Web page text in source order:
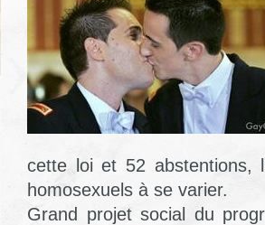
cette loi et 52 abstentions,
homosexuels à se varier.
Grand projet social du